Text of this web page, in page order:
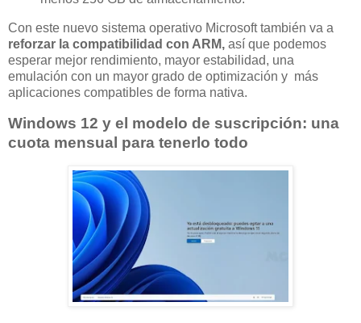
Con este nuevo sistema operativo Microsoft también va a
reforzar la compatibilidad con ARM, así que podemos
esperar mejor rendimiento, mayor estabilidad, una
emulación con un mayor grado de optimización y más
aplicaciones compatibles de forma nativa.
Windows 12 y el modelo de suscripción: una
cuota mensual para tenerlo todo